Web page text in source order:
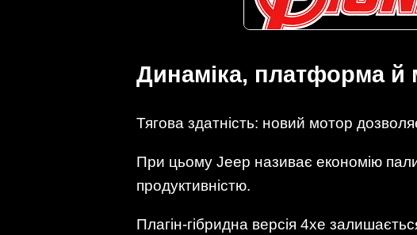
Динаміка, платформа й
Тягова здатність: новий мотор
При цьому Jeep називає економію
продуктивністю.
Плагін-гібридна версія 4xe